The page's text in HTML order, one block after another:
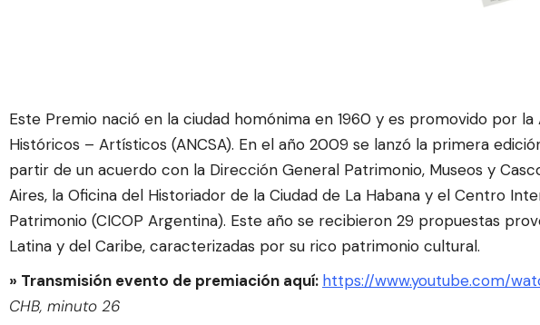
Este Premio nació en la ciudad homónima en 1960 y es promovido por
Históricos – Artísticos (ANCSA). En el año 2009 se lanzó la primera
partir de un acuerdo con la Dirección General Patrimonio, Museos y
Aires, la Oficina del Historiador de la Ciudad de La Habana y el Centro
Patrimonio (CICOP Argentina). Este año se recibieron 29 propuestas
Latina y del Caribe, caracterizadas por su rico patrimonio cultural.
» Transmisión evento de premiación aquí: https://www.youtube.com/
CHB, minuto 26